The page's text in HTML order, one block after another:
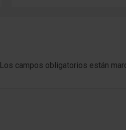
Los campos obligatorios están